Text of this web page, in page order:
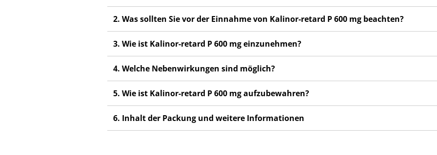
Wenn Sie sich nach einigen Tagen nicht besser oder gar schlechter fühlen,
2. Was sollten Sie vor der Einnahme von Kalinor-retard P 600 mg beachten?
3. Wie ist Kalinor-retard P 600 mg einzunehmen?
4. Welche Nebenwirkungen sind möglich?
5. Wie ist Kalinor-retard P 600 mg aufzubewahren?
6. Inhalt der Packung und weitere Informationen